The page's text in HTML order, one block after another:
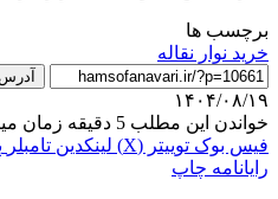
برچسب ها
خرید نوار نقاله
۱۴۰۴/۰۸/۱۹
خواندن این مطلب 5 دقیقه زمان میبرد
فیس بوک توییتر (X) لینکدین ‫تامبلر
رایانامه چاپ